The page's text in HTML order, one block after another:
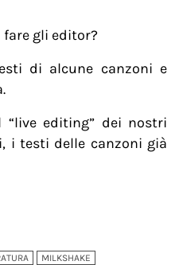
fare gli editor?
di alcune canzoni e
“live editing” dei nostri
i testi delle canzoni già
MILKSHAKE